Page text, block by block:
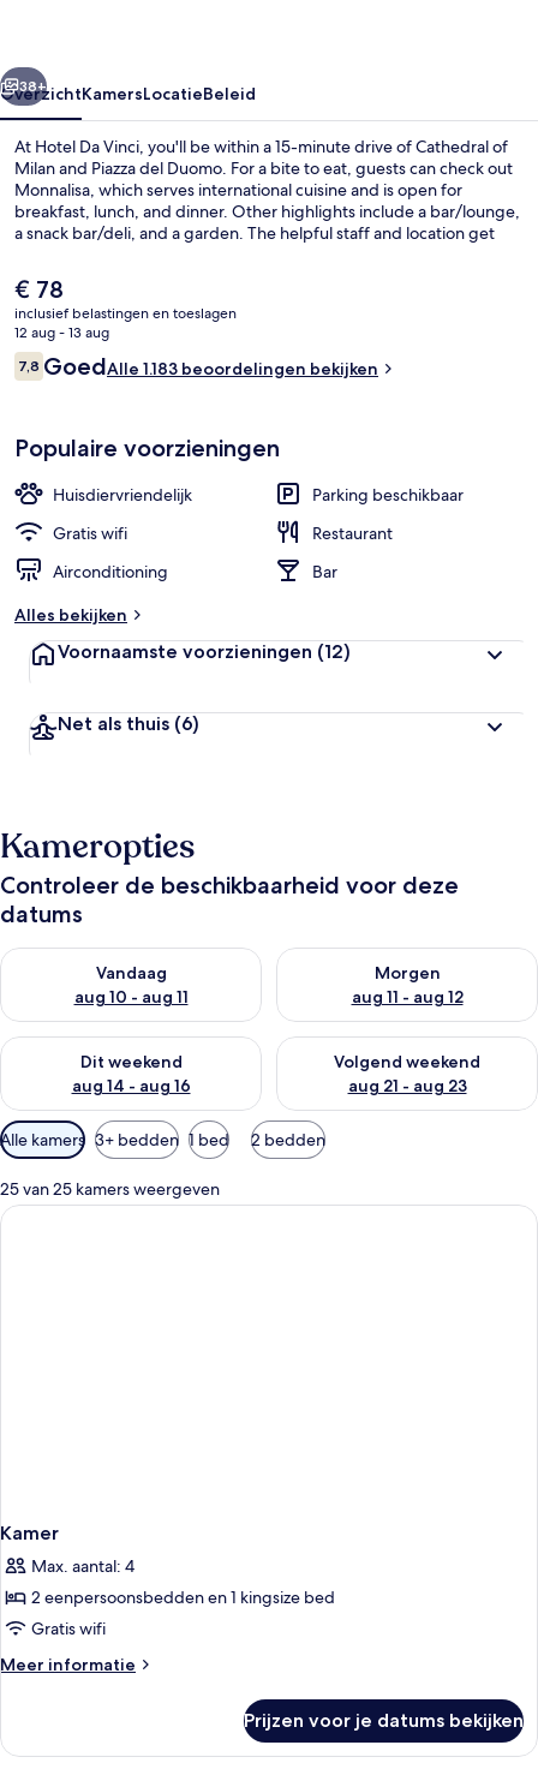
Volgende
38+
OverzichtKamersLocatieBeleid
At Hotel Da Vinci, you'll be within a 15-minute drive of Cathedral of
Milan and Piazza del Duomo. For a bite to eat, guests can check out
Monnalisa, which serves international cuisine and is open for
breakfast, lunch, and dinner. Other highlights include a bar/lounge,
a snack bar/deli, and a garden. The helpful staff and location get
from public transportation: Milan Bruzzano Station is just steps away.
De
huidige
prijs
is
€ 78
€ 78
inclusief belastingen en toeslagen
12 aug - 13 aug
Beoordelingen
7,87,8 op 10 –
GoedAlle 1.183 beoordelingen bekijken
Populaire voorzieningen
Huisdiervriendelijk
Parking beschikbaar
Gratis wifi
Restaurant
Airconditioning
Bar
Alles bekijken
Voornaamste voorzieningen (12)
Net als thuis (6)
Kameropties
Controleer de beschikbaarheid voor deze
datums
Vandaag
aug 10 - aug 11
De beschikbaarheid controleren voor vanavond aug 10 - aug
Morgen
aug 11 - aug 12
De beschikbaarheid
Dit weekend
aug 14 - aug 16
De beschikbaarheid controleren voor dit weekend aug 14 -
Volgend weekend
aug 21 - aug 23
De beschikbaarheid
Beschikbare
filters
voor
kamers
Alle kamers 3+ bedden 1 bed 2 bedden
25 van 25 kamers weergeven
Kamer
Max. aantal: 4
2 eenpersoonsbedden en 1 kingsize bed
Gratis wifi
Meer informatie
Meer
Prijzen voor je datums bekijken